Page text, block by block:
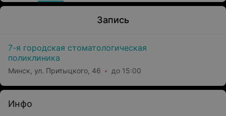
Запись
7-я городская стоматологическая
поликлиника
Минск, ул. Притыцкого, 46 до 15:00
Инфо